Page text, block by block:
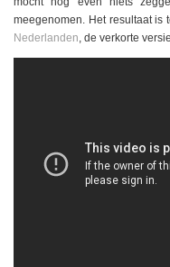
meegenomen. Het resultaat is
Nederlanden, de verkorte